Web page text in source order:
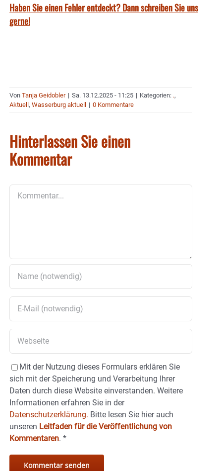
Haben Sie einen Fehler entdeckt? Dann schreiben Sie uns
gerne!
Von Tanja Geidobler | Sa. 13.12.2025 - 11:25 | Kategorien: .,
Aktuell, Wasserburg aktuell | 0 Kommentare
Hinterlassen Sie einen
Kommentar
Mit der Nutzung dieses Formulars erklären Sie
sich mit der Speicherung und Verarbeitung Ihrer
Daten durch diese Website einverstanden. Weitere
Informationen erfahren Sie in der
Datenschutzerklärung. Bitte lesen Sie hier auch
unseren Leitfaden für die Veröffentlichung von
Kommentaren. *